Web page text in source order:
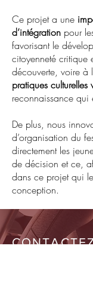
Ce projet a une
d’intégration pour
favorisant le
citoyenneté
découverte, voire à
pratiques culturelles
reconnaissance qui
De plus, nous
d’organisation du
directement les
de décision et ce,
dans ce projet qui
conception.